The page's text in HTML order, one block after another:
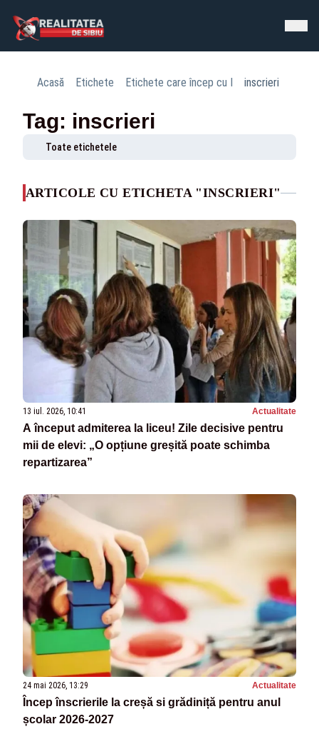
Acasă Etichete Etichete care încep cu I inscrieri
Tag: inscrieri
Toate etichetele
ARTICOLE CU ETICHETA "INSCRIERI"
13 iul. 2026, 10:41 Actualitate
A început admiterea la liceu! Zile decisive pentru
mii de elevi: „O opțiune greșită poate schimba
repartizarea”
24 mai 2026, 13:29 Actualitate
Încep înscrierile la creșă si grădiniță pentru anul
școlar 2026-2027